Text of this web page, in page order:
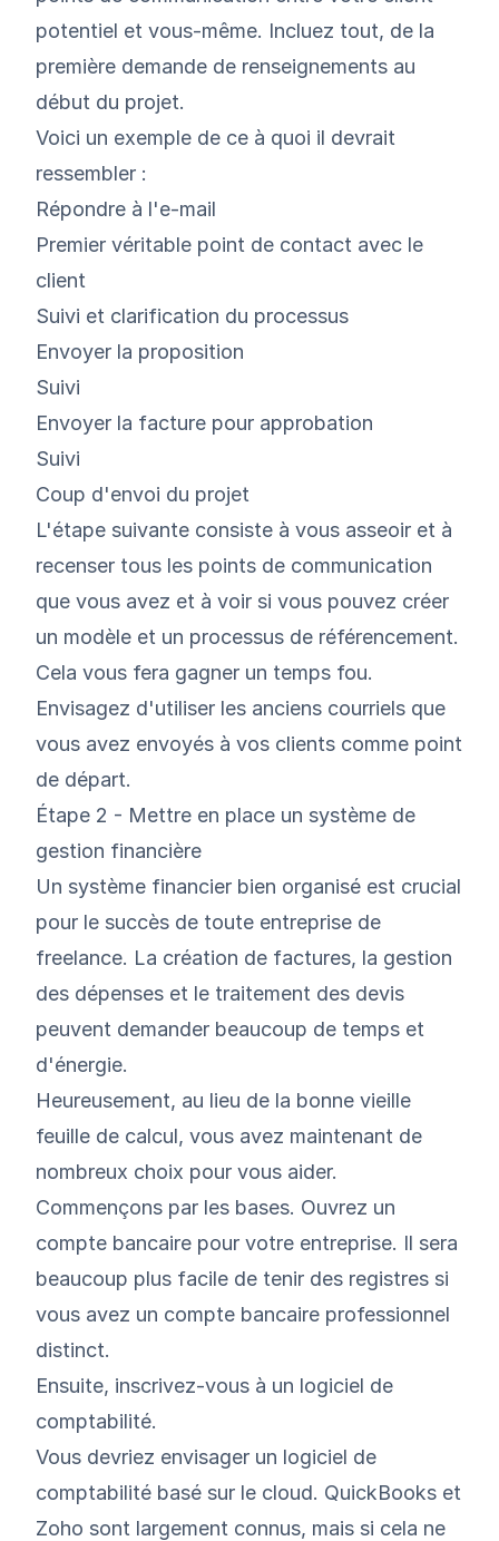
potentiel et vous-même. Incluez tout, de la
première demande de renseignements au
début du projet.
Voici un exemple de ce à quoi il devrait
ressembler :
Répondre à l'e-mail
Premier véritable point de contact avec le
client
Suivi et clarification du processus
Envoyer la proposition
Suivi
Envoyer la facture pour approbation
Suivi
Coup d'envoi du projet
L'étape suivante consiste à vous asseoir et à
recenser tous les points de communication
que vous avez et à voir si vous pouvez créer
un modèle et un processus de référencement.
Cela vous fera gagner un temps fou.
Envisagez d'utiliser les anciens courriels que
vous avez envoyés à vos clients comme point
de départ.
Étape 2 - Mettre en place un système de
gestion financière
Un système financier bien organisé est crucial
pour le succès de toute entreprise de
freelance. La création de factures, la gestion
des dépenses et le traitement des devis
peuvent demander beaucoup de temps et
d'énergie.
Heureusement, au lieu de la bonne vieille
feuille de calcul, vous avez maintenant de
nombreux choix pour vous aider.
Commençons par les bases. Ouvrez un
compte bancaire pour votre entreprise. Il sera
beaucoup plus facile de tenir des registres si
vous avez un compte bancaire professionnel
distinct.
Ensuite, inscrivez-vous à un logiciel de
comptabilité.
Vous devriez envisager un logiciel de
comptabilité basé sur le cloud. QuickBooks et
Zoho sont largement connus, mais si cela ne